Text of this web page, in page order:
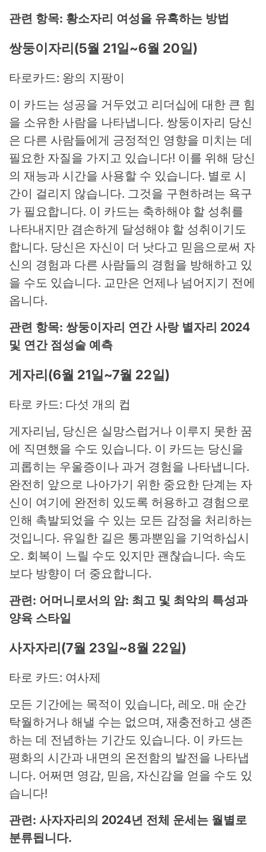
관련 항목: 황소자리 여성을 유혹하는 방법
쌍둥이자리(5월 21일~6월 20일)
타로카드: 왕의 지팡이
이 카드는 성공을 거두었고 리더십에 대한 큰 힘
을 소유한 사람을 나타냅니다. 쌍둥이자리 당신
은 다른 사람들에게 긍정적인 영향을 미치는 데
필요한 자질을 가지고 있습니다! 이를 위해 당신
의 재능과 시간을 사용할 수 있습니다. 별로 시
간이 걸리지 않습니다. 그것을 구현하려는 욕구
가 필요합니다. 이 카드는 축하해야 할 성취를
나타내지만 겸손하게 달성해야 할 성취이기도
합니다. 당신은 자신이 더 낫다고 믿음으로써 자
신의 경험과 다른 사람들의 경험을 방해하고 있
을 수도 있습니다. 교만은 언제나 넘어지기 전에
옵니다.
관련 항목: 쌍둥이자리 연간 사랑 별자리 2024
및 연간 점성술 예측
게자리(6월 21일~7월 22일)
타로 카드: 다섯 개의 컵
게자리님, 당신은 실망스럽거나 이루지 못한 꿈
에 직면했을 수도 있습니다. 이 카드는 당신을
괴롭히는 우울증이나 과거 경험을 나타냅니다.
완전히 앞으로 나아가기 위한 중요한 단계는 자
신이 여기에 완전히 있도록 허용하고 경험으로
인해 촉발되었을 수 있는 모든 감정을 처리하는
것입니다. 유일한 길은 통과뿐임을 기억하십시
오. 회복이 느릴 수도 있지만 괜찮습니다. 속도
보다 방향이 더 중요합니다.
관련: 어머니로서의 암: 최고 및 최악의 특성과
양육 스타일
사자자리(7월 23일~8월 22일)
타로 카드: 여사제
모든 기간에는 목적이 있습니다, 레오. 매 순간
탁월하거나 해낼 수는 없으며, 재충전하고 생존
하는 데 전념하는 기간도 있습니다. 이 카드는
평화의 시간과 내면의 온전함의 발전을 나타냅
니다. 어쩌면 영감, 믿음, 자신감을 얻을 수도 있
습니다!
관련: 사자자리의 2024년 전체 운세는 월별로
분류됩니다.